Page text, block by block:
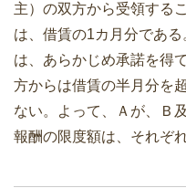
主）の双方から受領する
は、借賃の1カ月分であ
は、あらかじめ承諾を得
方からは借賃の半月分を
ない。よって、Ａが、Ｂ
報酬の限度額は、それぞ